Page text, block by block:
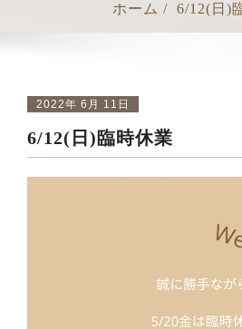
シ
ョ
ホーム 6/12(日)
2022年 6月 11日
6/12(日)臨時休業